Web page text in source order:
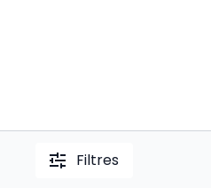
Filtres